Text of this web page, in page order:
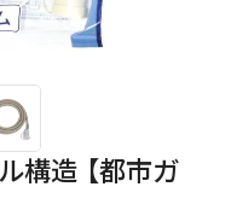
構造 【都市ガ